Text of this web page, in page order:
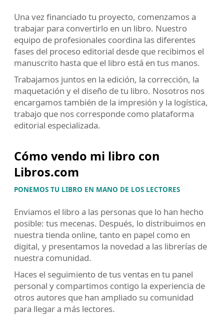
Una vez financiado tu proyecto, comenzamos a
trabajar para convertirlo en un libro. Nuestro
equipo de profesionales coordina las diferentes
fases del proceso editorial desde que recibimos el
manuscrito hasta que el libro está en tus manos.
Trabajamos juntos en la edición, la corrección, la
maquetación y el diseño de tu libro. Nosotros nos
encargamos también de la impresión y la logística,
trabajo que nos corresponde como plataforma
editorial especializada.
Cómo vendo mi libro con
Libros.com
PONEMOS TU LIBRO EN MANO DE LOS LECTORES
Enviamos el libro a las personas que lo han hecho
posible: tus mecenas. Después, lo distribuimos en
nuestra tienda online, tanto en papel como en
digital, y presentamos la novedad a las librerías de
nuestra comunidad.
Haces el seguimiento de tus ventas en tu panel
personal y compartimos contigo la experiencia de
otros autores que han ampliado su comunidad
para llegar a más lectores.